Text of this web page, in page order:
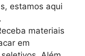
estamos aqui
materiais
em